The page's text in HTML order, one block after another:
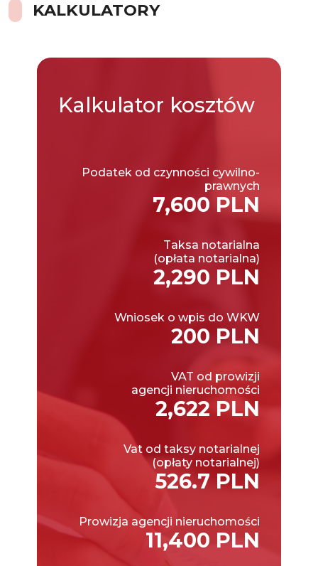
KALKULATORY
Kalkulator kosztów
Podatek od czynności cywilno-
prawnych
7,600 PLN
Taksa notarialna
(opłata notarialna)
2,290 PLN
Wniosek o wpis do WKW
200 PLN
VAT od prowizji
agencji nieruchomości
2,622 PLN
Vat od taksy notarialnej
(opłaty notarialnej)
526.7 PLN
Prowizja agencji nieruchomości
11,400 PLN